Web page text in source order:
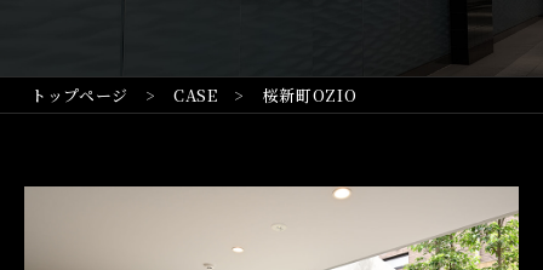
トップページ CASE 桜新町OZIO